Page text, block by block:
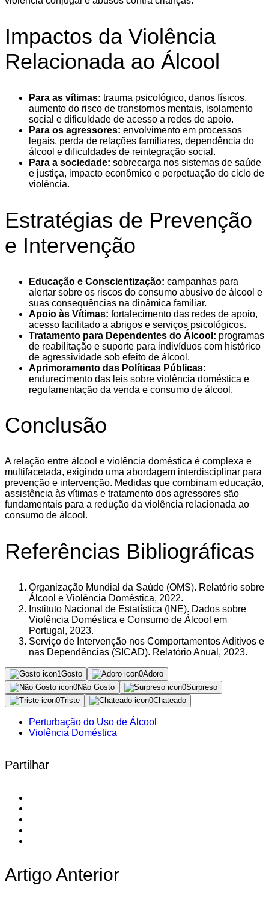
Impactos da Violência
Relacionada ao Álcool
Para as vítimas: trauma psicológico, danos físicos,
aumento do risco de transtornos mentais, isolamento
social e dificuldade de acesso a redes de apoio.
Para os agressores: envolvimento em processos
legais, perda de relações familiares, dependência do
álcool e dificuldades de reintegração social.
Para a sociedade: sobrecarga nos sistemas de saúde
e justiça, impacto econômico e perpetuação do ciclo de
violência.
Estratégias de Prevenção
e Intervenção
Educação e Conscientização: campanhas para
alertar sobre os riscos do consumo abusivo de álcool e
suas consequências na dinâmica familiar.
Apoio às Vítimas: fortalecimento das redes de apoio,
acesso facilitado a abrigos e serviços psicológicos.
Tratamento para Dependentes do Álcool: programas
de reabilitação e suporte para indivíduos com histórico
de agressividade sob efeito de álcool.
Aprimoramento das Políticas Públicas:
endurecimento das leis sobre violência doméstica e
regulamentação da venda e consumo de álcool.
Conclusão
A relação entre álcool e violência doméstica é complexa e
multifacetada, exigindo uma abordagem interdisciplinar para
prevenção e intervenção. Medidas que combinam educação,
assistência às vítimas e tratamento dos agressores são
fundamentais para a redução da violência relacionada ao
consumo de álcool.
Referências Bibliográficas
Organização Mundial da Saúde (OMS). Relatório sobre
Álcool e Violência Doméstica, 2022.
Instituto Nacional de Estatística (INE). Dados sobre
Violência Doméstica e Consumo de Álcool em
Portugal, 2023.
Serviço de Intervenção nos Comportamentos Aditivos e
nas Dependências (SICAD). Relatório Anual, 2023.
1Gosto 0Adoro
0Não Gosto 0Surpreso
0Triste 0Chateado
Perturbação do Uso de Álcool
Violência Doméstica
Partilhar
Artigo Anterior